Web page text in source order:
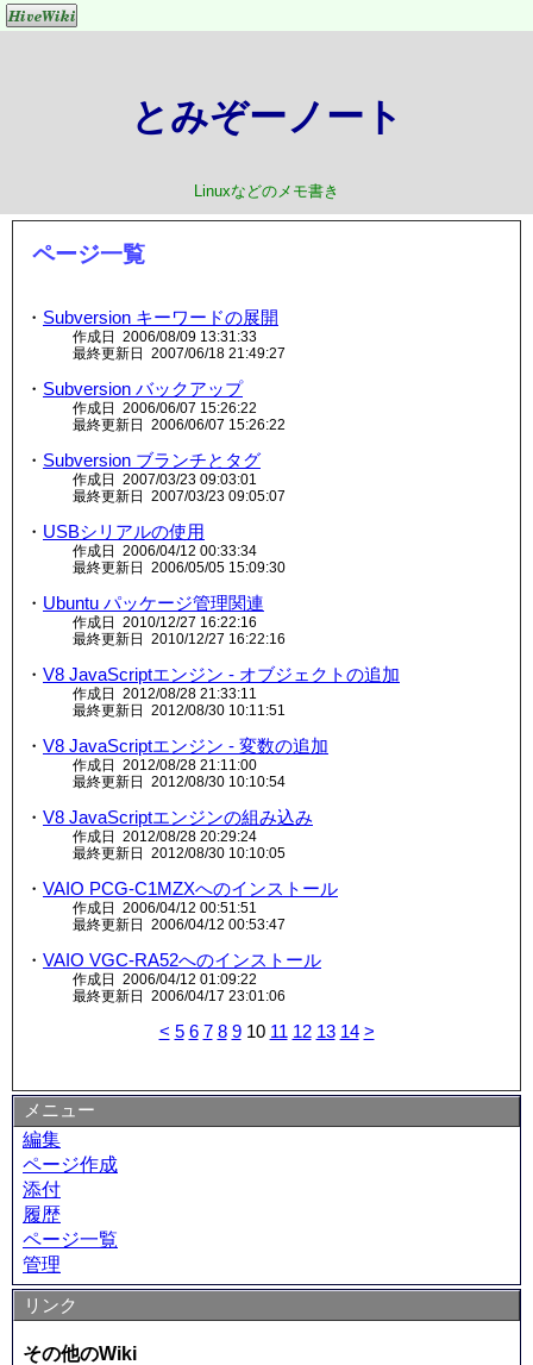
とみぞーノート
Linuxなどのメモ書き
ページ一覧
・ Subversion キーワードの展開
作成日 2006/08/09 13:31:33
最終更新日 2007/06/18 21:49:27
・ Subversion バックアップ
作成日 2006/06/07 15:26:22
最終更新日 2006/06/07 15:26:22
・ Subversion ブランチとタグ
作成日 2007/03/23 09:03:01
最終更新日 2007/03/23 09:05:07
・ USBシリアルの使用
作成日 2006/04/12 00:33:34
最終更新日 2006/05/05 15:09:30
・ Ubuntu パッケージ管理関連
作成日 2010/12/27 16:22:16
最終更新日 2010/12/27 16:22:16
・ V8 JavaScriptエンジン - オブジェクトの追加
作成日 2012/08/28 21:33:11
最終更新日 2012/08/30 10:11:51
・ V8 JavaScriptエンジン - 変数の追加
作成日 2012/08/28 21:11:00
最終更新日 2012/08/30 10:10:54
・ V8 JavaScriptエンジンの組み込み
作成日 2012/08/28 20:29:24
最終更新日 2012/08/30 10:10:05
・ VAIO PCG-C1MZXへのインストール
作成日 2006/04/12 00:51:51
最終更新日 2006/04/12 00:53:47
・ VAIO VGC-RA52へのインストール
作成日 2006/04/12 01:09:22
最終更新日 2006/04/17 23:01:06
< 5 6 7 8 9 10 11 12 13 14 >
メニュー
編集
ページ作成
添付
履歴
ページ一覧
管理
リンク
その他のWiki